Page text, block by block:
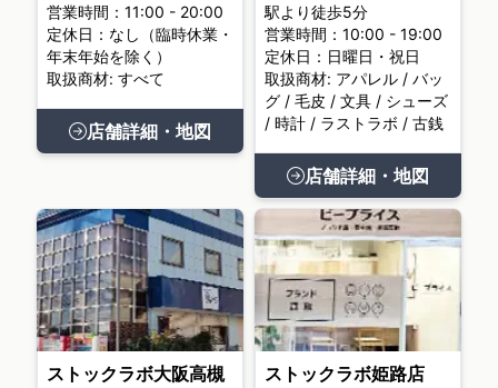
営業時間：11:00 - 20:00
定休日：なし（臨時休業・
年末年始を除く）
取扱商材: すべて
店舗詳細・地図
駅より徒歩5分
営業時間：10:00 - 19:00
定休日：日曜日・祝日
取扱商材: アパレル / バッ
グ / 毛皮 / 文具 / シューズ
/ 時計 / ラストラボ / 古銭
店舗詳細・地図
ストックラボ大阪高槻
ストックラボ姫路店